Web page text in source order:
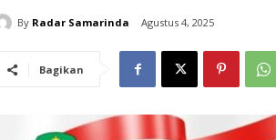
By Radar Samarinda Agustus 4, 2025
Bagikan